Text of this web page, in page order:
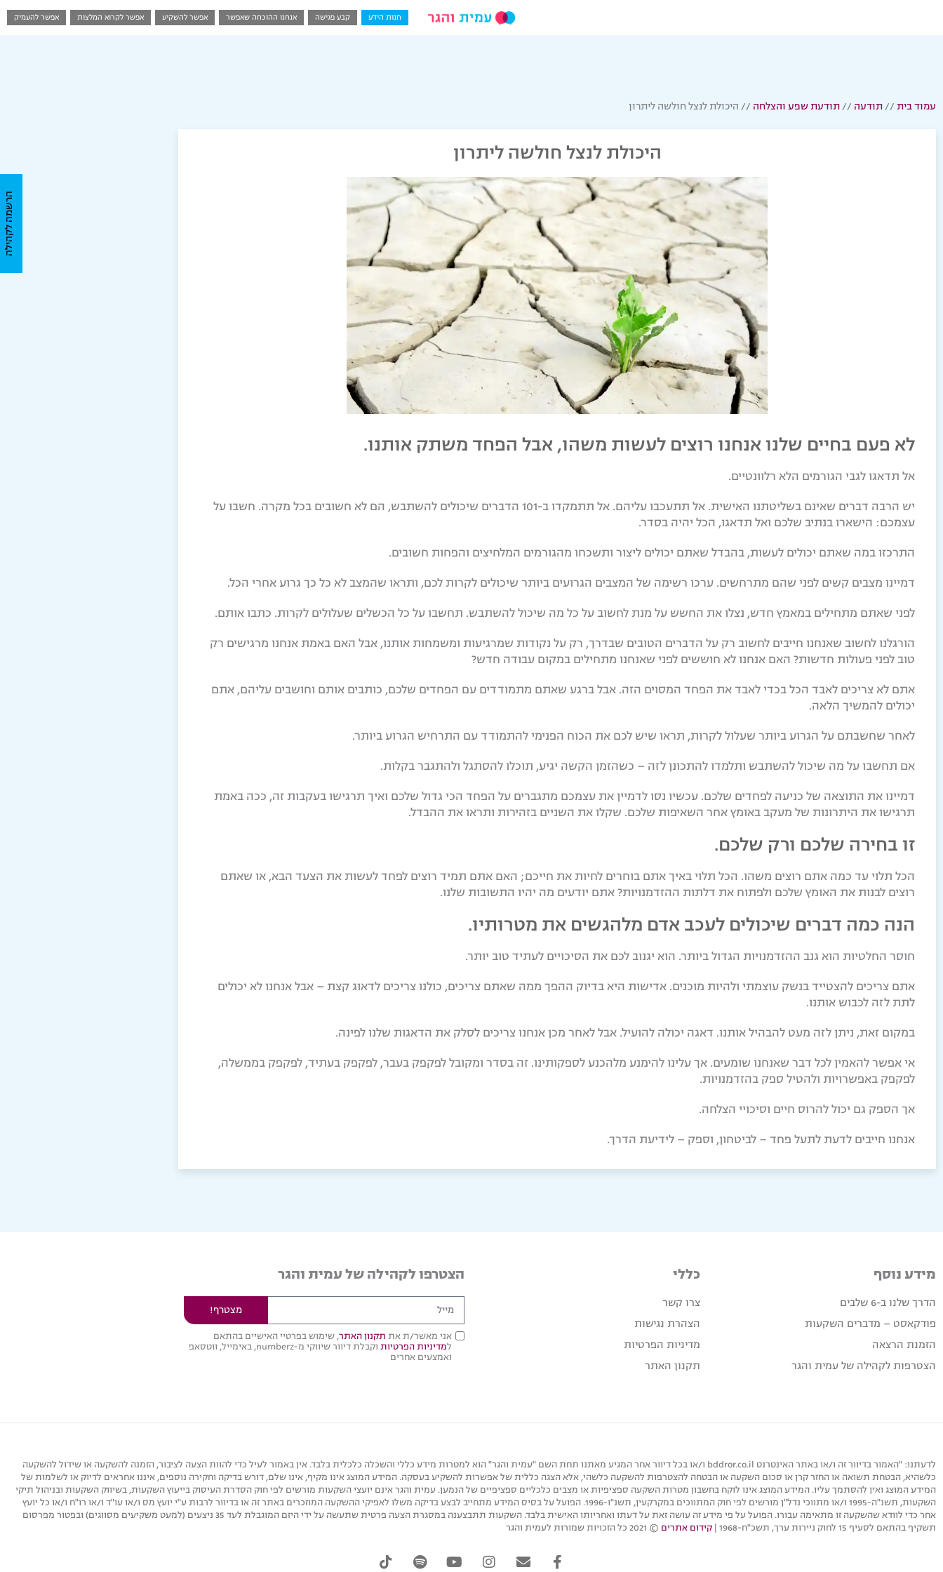
חנות הידע קבע פגישה אנחנו ההוכחה שאפשר אפשרלהשקיע אפשרלקרוא המלצות אפשרלהעמיק
עמוד בית//תודעה //תודעת שפע והצלחה //היכולת לנצל חולשה ליתרון
היכולת לנצל חולשה ליתרון
לא פעם בחיים שלנו אנחנו רוצים לעשות משהו, אבל הפחד משתק אותנו.
אל תדאגו לגבי הגורמים הלא רלוונטיים.
יש הרבה דברים שאינם בשליטתנו האישית. אל תתעכבו עליהם. אל תתמקדו ב-101 הדברים שיכולים להשתבש, הם לא חשובים בכל מקרה. חשבו על
עצמכם: הישארו בנתיב שלכם ואל תדאגו, הכל יהיה בסדר.
התרכזו במה שאתם יכולים לעשות, בהבדל שאתם יכולים ליצור ותשכחו מהגורמים המלחיצים והפחות חשובים.
דמיינו מצבים קשים לפני שהם מתרחשים. ערכו רשימה של המצבים הגרועים ביותר שיכולים לקרות לכם, ותראו שהמצב לא כל כך גרוע אחרי הכל.
לפני שאתם מתחילים במאמץ חדש, נצלו את החשש על מנת לחשוב על כל מה שיכול להשתבש. תחשבו על כל הכשלים שעלולים לקרות. כתבו אותם.
הורגלנו לחשוב שאנחנו חייבים לחשוב רק על הדברים הטובים שבדרך, רק על נקודות שמרגיעות ומשמחות אותנו, אבל האם באמת אנחנו מרגישים רק
טוב לפני פעולות חדשות? האם אנחנו לא חוששים לפני שאנחנו מתחילים במקום עבודה חדש?
אתם לא צריכים לאבד הכל בכדי לאבד את הפחד המסוים הזה. אבל ברגע שאתם מתמודדים עם הפחדים שלכם, כותבים אותם וחושבים עליהם, אתם
יכולים להמשיך הלאה.
לאחר שחשבתם על הגרוע ביותר שעלול לקרות, תראו שיש לכם את הכוח הפנימי להתמודד עם התרחיש הגרוע ביותר.
אם תחשבו על מה שיכול להשתבש ותלמדו להתכונן לזה – כשהזמן הקשה יגיע, תוכלו להסתגל ולהתגבר בקלות.
דמיינו את התוצאה של כניעה לפחדים שלכם. עכשיו נסו לדמיין את עצמכם מתגברים על הפחד הכי גדול שלכם ואיך תרגישו בעקבות זה, ככה באמת
תרגישו את היתרונות של מעקב באומץ אחר השאיפות שלכם. שקלו את השניים בזהירות ותראו את ההבדל.
זו בחירה שלכם ורק שלכם.
הכל תלוי עד כמה אתם רוצים משהו. הכל תלוי באיך אתם בוחרים לחיות את חייכם; האם אתם תמיד רוצים לפחד לעשות את הצעד הבא, או שאתם
רוצים לבנות את האומץ שלכם ולפתוח את דלתות ההזדמנויות? אתם יודעים מה יהיו התשובות שלנו.
הנה כמה דברים שיכולים לעכב אדם מלהגשים את מטרותיו.
חוסר החלטיות הוא גנב ההזדמנויות הגדול ביותר. הוא יגנוב לכם את הסיכויים לעתיד טוב יותר.
אתם צריכים להצטייד בנשק עוצמתי ולהיות מוכנים. אדישות היא בדיוק ההפך ממה שאתם צריכים, כולנו צריכים לדאוג קצת – אבל אנחנו לא יכולים
לתת לזה לכבוש אותנו.
במקום זאת, ניתן לזה מעט להבהיל אותנו. דאגה יכולה להועיל. אבל לאחר מכן אנחנו צריכים לסלק את הדאגות שלנו לפינה.
אי אפשר להאמין לכל דבר שאנחנו שומעים. אך עלינו להימנע מלהכנע לספקותינו. זה בסדר ומקובל לפקפק בעבר, לפקפק בעתיד, לפקפק בממשלה,
לפקפק באפשרויות ולהטיל ספק בהזדמנויות.
אך הספק גם יכול להרוס חיים וסיכויי הצלחה.
אנחנו חייבים לדעת לתעל פחד – לביטחון, וספק – לידיעת הדרך.
מידע נוסף
הדרך שלנו ב-6 שלבים
פודקאסט – מדברים השקעות
הזמנת הרצאה
הצטרפות לקהילה של עמית והגר
הרשמה לקהילה
כללי
צרו קשר
הצהרת נגישות
מדיניות הפרטיות
תקנון האתר
הצטרפו לקהילה של עמית והגר
אני מאשר/ת את תקנון האתר, שימוש בפרטיי האישיים בהתאם
למדיניות הפרטיות
וקבלת דיוור שיווקי מ-numberz, באימייל, ווטסאפ
ואמצעים אחרים
מצטרף!
לדעתנו: "האמור בדיוור זה ו/או באתר האינטרנט bddror.co.il ו/או בכל דיוור אחר המגיע מאתנו תחת השם "עמית והגר" הוא למטרות מידע כללי והשכלה כלכלית בלבד. אין באמור לעיל כדי להוות הצעה לציבור, הזמנה להשקעה או שידול להשקעה
כלשהיא, הבטחת תשואה או החזר קרן או סכום השקעה או הבטחה להצטרפות להשקעה כלשהי, אלא הצגה כללית של אפשרות להשקיע בעסקה. המידע המוצג אינו מקיף, אינו שלם, דורש בדיקה וחקירה נוספים, איננו אחראים לדיוק או לשלמות של
המידע המוצג ואין להסתמך עליו. המידע המוצג אינו לוקח בחשבון מטרות השקעה ספציפיות או מצבים כלכליים ספציפיים של הנמען. עמית והגר אינם יועצי השקעות מורשים לפי חוק הסדרת העיסוק בייעוץ השקעות, בשיווק השקעות ובניהול תיקי
השקעות, תשנ"ה-1995 ו/או מתווכי נדל"ן מורשים לפי חוק המתווכים במקרקעין, תשנ"ו-1996. הפועל על בסיס המידע מתחייב לבצע בדיקה משלו לאפיקי ההשקעה המוזכרים באתר זה או בדיוור לרבות ע"י יועץ מס ו/או עו"ד ו/או רו"ח ו/או כל יועץ
אחר כדי לוודא שהשקעה זו מתאימה עבורו. הפועל על פי מידע זה עושה זאת על דעתו ואחריותו האישית בלבד. השקעות תתבצענה במסגרת הצעה פרטית שתעשה על ידי היזם המוגבלת לעד 35 ניצעים (למעט משקיעים מסווגים) ובפטור מפרסום
תשקיף בהתאם לסעיף 15 לחוק ניירות ערך, תשכ"ח-1968 |
קידום אתרים © 2021 כל הזכויות שמורות לעמית והגר